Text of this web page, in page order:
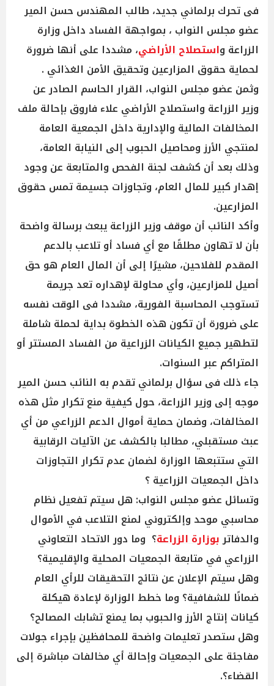
فى تحرك برلماني جديد، طالب المهندس حسن المير
عضو مجلس النواب ، بمواجهة الفساد داخل وزارة
الزراعة واستصلاح الأراضي، مشددا على أنها ضرورة
لحماية حقوق المزارعين وتحقيق الأمن الغذائي .
وثمن عضو مجلس النواب، القرار الحاسم الصادر عن
وزير الزراعة واستصلاح الأراضي علاء فاروق بإحالة ملف
المخالفات المالية والإدارية داخل الجمعية العامة
لمنتجي الأرز ومحاصيل الحبوب إلى النيابة العامة،
وذلك بعد أن كشفت لجنة الفحص والمتابعة عن وجود
إهدار كبير للمال العام، وتجاوزات جسيمة تمس حقوق
المزارعين.
وأكد النائب أن موقف وزير الزراعة يبعث برسالة واضحة
بأن لا تهاون مطلقًا مع أي فساد أو تلاعب بالدعم
المقدم للفلاحين، مشيرًا إلى أن المال العام هو حق
أصيل للمزارعين، وأي محاولة لإهداره تعد جريمة
تستوجب المحاسبة الفورية، مشددا فى الوقت نفسه
على ضرورة أن تكون هذه الخطوة بداية لحملة شاملة
لتطهير جميع الكيانات الزراعية من الفساد المستتر أو
المتراكم عبر السنوات.
جاء ذلك فى سؤال برلماني تقدم به النائب حسن المير
موجه إلى وزير الزراعة، حول كيفية منع تكرار مثل هذه
المخالفات، وضمان حماية أموال الدعم الزراعي من أي
عبث مستقبلي، مطالبا بالكشف عن الآليات الرقابية
التي ستتبعها الوزارة لضمان عدم تكرار التجاوزات
داخل الجمعيات الزراعية ؟
وتسائل عضو مجلس النواب: هل سيتم تفعيل نظام
محاسبي موحد وإلكتروني لمنع التلاعب في الأموال
والدفاتربوزارة الزراعة؟ وما دور الاتحاد التعاوني
الزراعي في متابعة الجمعيات المحلية والإقليمية؟
وهل سيتم الإعلان عن نتائج التحقيقات للرأي العام
ضمانًا للشفافية؟ وما خطط الوزارة لإعادة هيكلة
كيانات إنتاج الأرز والحبوب بما يمنع تشابك المصالح؟
وهل ستصدر تعليمات واضحة للمحافظين بإجراء جولات
مفاجئة على الجمعيات وإحالة أي مخالفات مباشرة إلى
القضاء؟.